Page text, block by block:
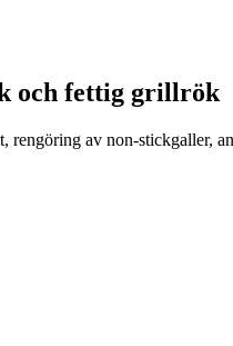
och fettig grillrök
av non-stickgaller,